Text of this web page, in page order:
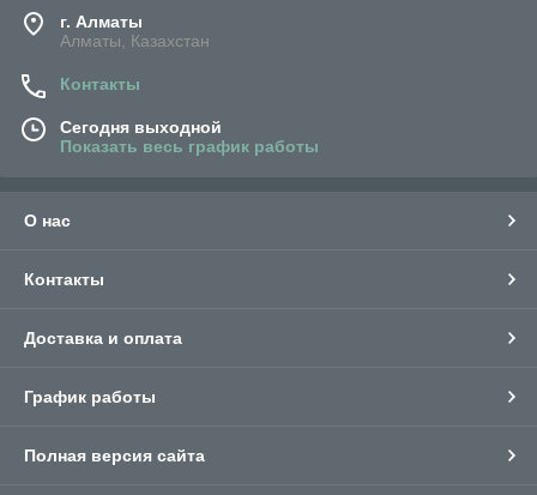
г. Алматы
Алматы, Казахстан
Контакты
Сегодня выходной
Показать весь график работы
О нас
Контакты
Доставка и оплата
График работы
Полная версия сайта